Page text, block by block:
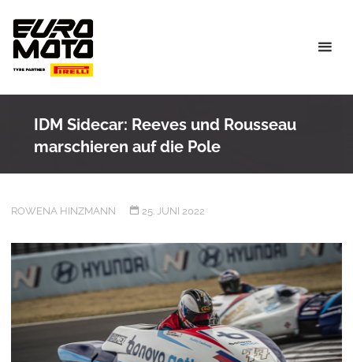
content
IDM Sidecar: Reeves und Rousseau
marschieren auf die Pole
ROWENA HINZMANN 25. JUNI 2022